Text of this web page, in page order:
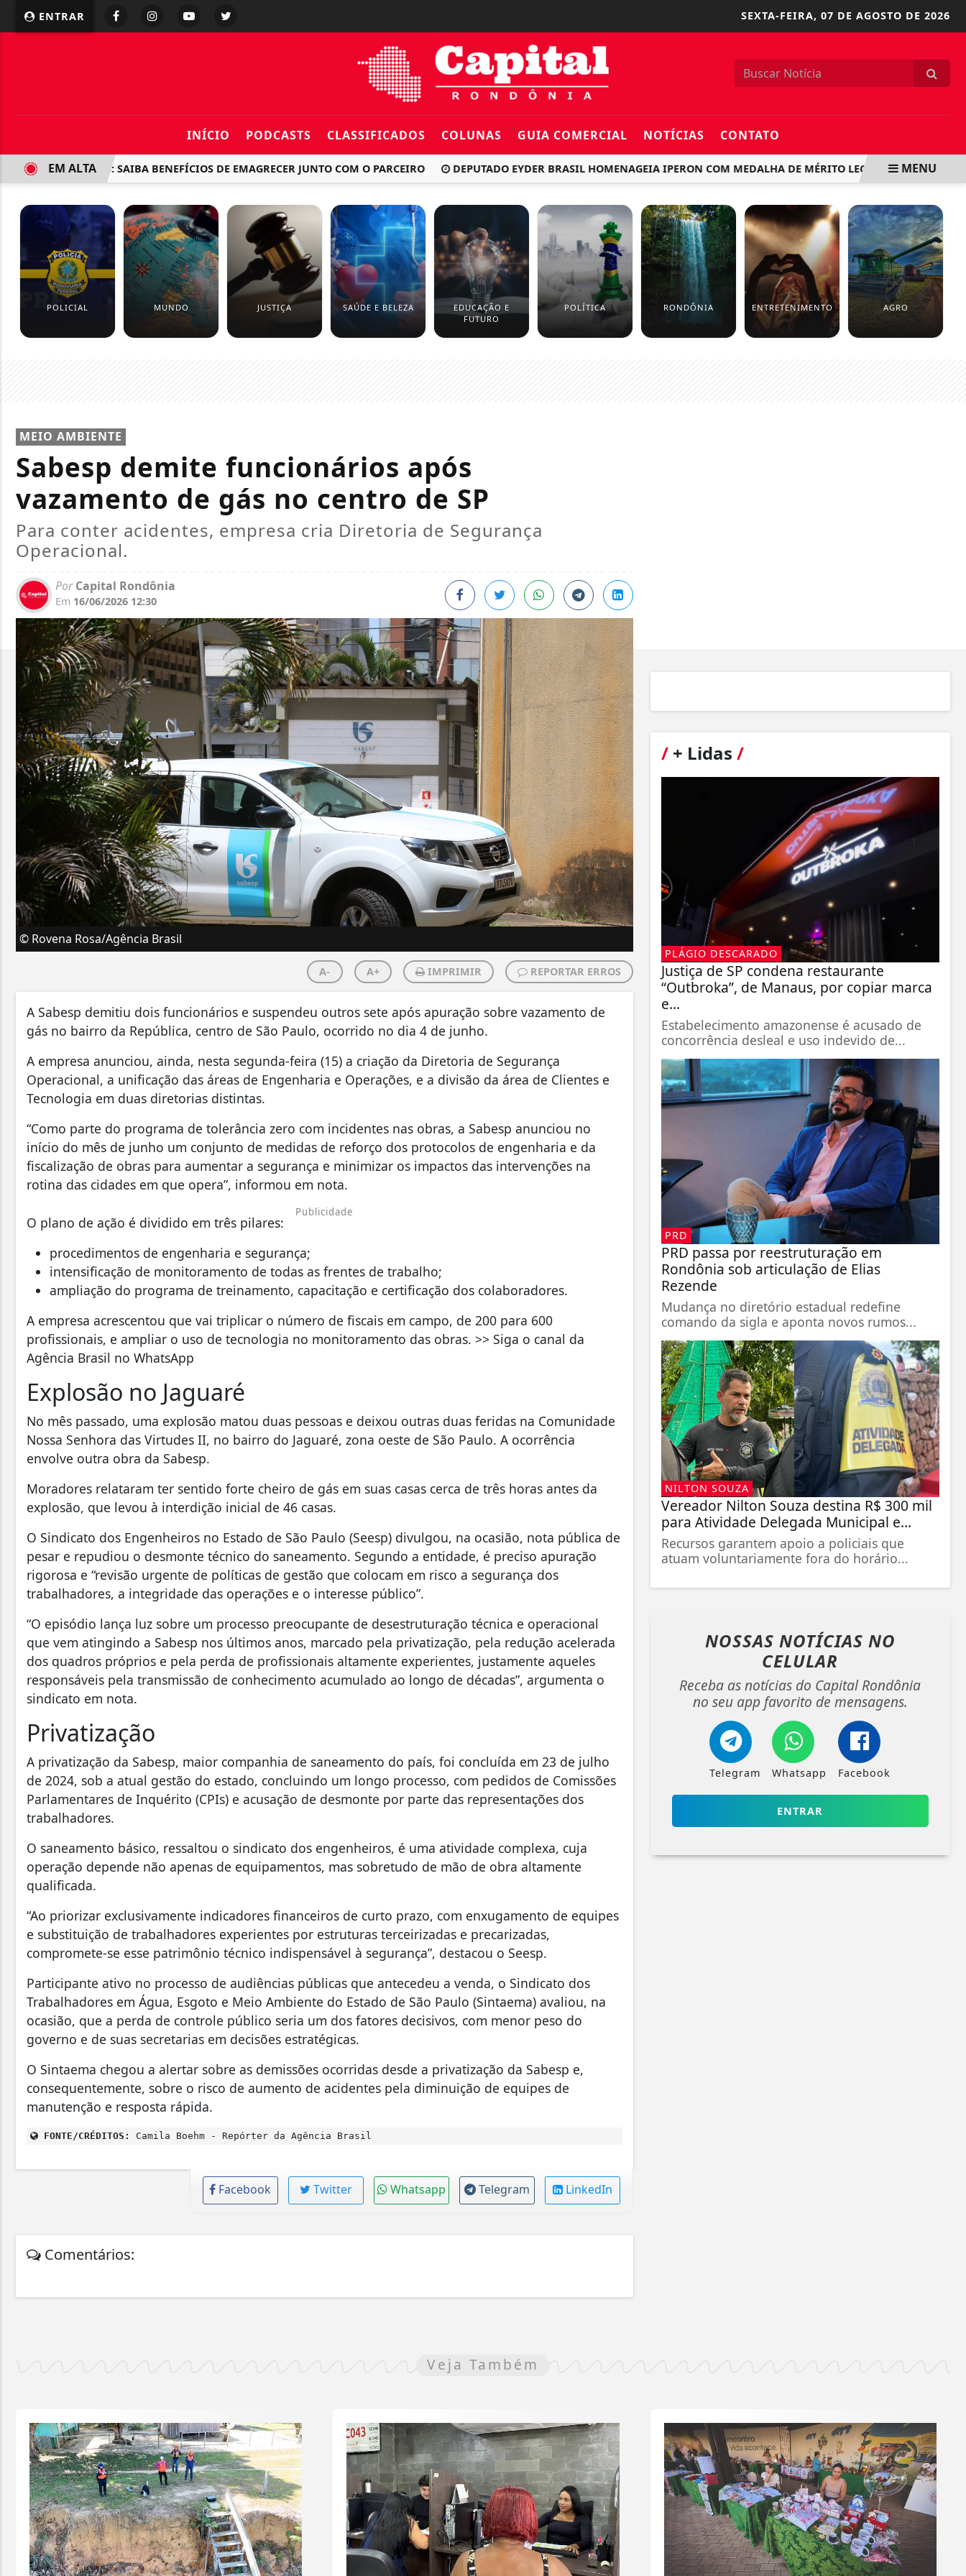
ENTRAR SEXTA-FEIRA, 07 DE AGOSTO DE 2026
INÍCIO PODCASTS CLASSIFICADOS COLUNAS GUIA COMERCIAL NOTÍCIAS CONTATO
DIETA A DOIS: SAIBA BENEFÍCIOS DE EMAGRECER JUNTO COM O PARCEIRO DEPUTADO EYDER BRASIL HOMENAGEIA IPERON COM MEDALHA DE MÉRITO LEGISLATIVO PELOS 40
EM ALTA MENU
POLICIAL MUNDO JUSTIÇA SAÚDE E BELEZA
EDUCAÇÃO E
FUTURO
POLÍTICA RONDÔNIA ENTRETENIMENTO AGRO
MEIO AMBIENTE
Sabesp demite funcionários após
vazamento de gás no centro de SP
Para conter acidentes, empresa cria Diretoria de Segurança
Operacional.
PorCapital Rondônia
Em 16/06/2026 12:30
© Rovena Rosa/Agência Brasil
A- A+ IMPRIMIR REPORTAR ERROS
A Sabesp demitiu dois funcionários e suspendeu outros sete após apuração sobre vazamento de
gás no bairro da República, centro de São Paulo, ocorrido no dia 4 de junho.
A empresa anunciou, ainda, nesta segunda-feira (15) a criação da Diretoria de Segurança
Operacional, a unificação das áreas de Engenharia e Operações, e a divisão da área de Clientes e
Tecnologia em duas diretorias distintas.
“Como parte do programa de tolerância zero com incidentes nas obras, a Sabesp anunciou no
início do mês de junho um conjunto de medidas de reforço dos protocolos de engenharia e da
fiscalização de obras para aumentar a segurança e minimizar os impactos das intervenções na
rotina das cidades em que opera”, informou em nota.
Publicidade
O plano de ação é dividido em três pilares:
procedimentos de engenharia e segurança;
intensificação de monitoramento de todas as frentes de trabalho;
ampliação do programa de treinamento, capacitação e certificação dos colaboradores.
A empresa acrescentou que vai triplicar o número de fiscais em campo, de 200 para 600
profissionais, e ampliar o uso de tecnologia no monitoramento das obras. >> Siga o canal da
Agência Brasil no WhatsApp
Explosão no Jaguaré
No mês passado, uma explosão matou duas pessoas e deixou outras duas feridas na Comunidade
Nossa Senhora das Virtudes II, no bairro do Jaguaré, zona oeste de São Paulo. A ocorrência
envolve outra obra da Sabesp.
Moradores relataram ter sentido forte cheiro de gás em suas casas cerca de três horas antes da
explosão, que levou à interdição inicial de 46 casas.
O Sindicato dos Engenheiros no Estado de São Paulo (Seesp) divulgou, na ocasião, nota pública de
pesar e repudiou o desmonte técnico do saneamento. Segundo a entidade, é preciso apuração
rigorosa e “revisão urgente de políticas de gestão que colocam em risco a segurança dos
trabalhadores, a integridade das operações e o interesse público”.
“O episódio lança luz sobre um processo preocupante de desestruturação técnica e operacional
que vem atingindo a Sabesp nos últimos anos, marcado pela privatização, pela redução acelerada
dos quadros próprios e pela perda de profissionais altamente experientes, justamente aqueles
responsáveis pela transmissão de conhecimento acumulado ao longo de décadas”, argumenta o
sindicato em nota.
Privatização
A privatização da Sabesp, maior companhia de saneamento do país, foi concluída em 23 de julho
de 2024, sob a atual gestão do estado, concluindo um longo processo, com pedidos de Comissões
Parlamentares de Inquérito (CPIs) e acusação de desmonte por parte das representações dos
trabalhadores.
O saneamento básico, ressaltou o sindicato dos engenheiros, é uma atividade complexa, cuja
operação depende não apenas de equipamentos, mas sobretudo de mão de obra altamente
qualificada.
“Ao priorizar exclusivamente indicadores financeiros de curto prazo, com enxugamento de equipes
e substituição de trabalhadores experientes por estruturas terceirizadas e precarizadas,
compromete-se esse patrimônio técnico indispensável à segurança”, destacou o Seesp.
Participante ativo no processo de audiências públicas que antecedeu a venda, o Sindicato dos
Trabalhadores em Água, Esgoto e Meio Ambiente do Estado de São Paulo (Sintaema) avaliou, na
ocasião, que a perda de controle público seria um dos fatores decisivos, com menor peso do
governo e de suas secretarias em decisões estratégicas.
O Sintaema chegou a alertar sobre as demissões ocorridas desde a privatização da Sabesp e,
consequentemente, sobre o risco de aumento de acidentes pela diminuição de equipes de
manutenção e resposta rápida.
FONTE/CRÉDITOS: Camila Boehm - Repórter da Agência Brasil
Facebook Twitter Whatsapp Telegram LinkedIn
Comentários:
/+ Lidas /
PLÁGIO DESCARADO
Justiça de SP condena restaurante
“Outbroka”, de Manaus, por copiar marca
e...
Estabelecimento amazonense é acusado de
concorrência desleal e uso indevido de...
PRD
PRD passa por reestruturação em
Rondônia sob articulação de Elias
Rezende
Mudança no diretório estadual redefine
comando da sigla e aponta novos rumos...
NILTON SOUZA
Vereador Nilton Souza destina R$ 300 mil
para Atividade Delegada Municipal e...
Recursos garantem apoio a policiais que
atuam voluntariamente fora do horário...
NOSSAS NOTÍCIAS NO
CELULAR
Receba as notícias do Capital Rondônia
no seu app favorito de mensagens.
Telegram Whatsapp Facebook
ENTRAR
Veja Também